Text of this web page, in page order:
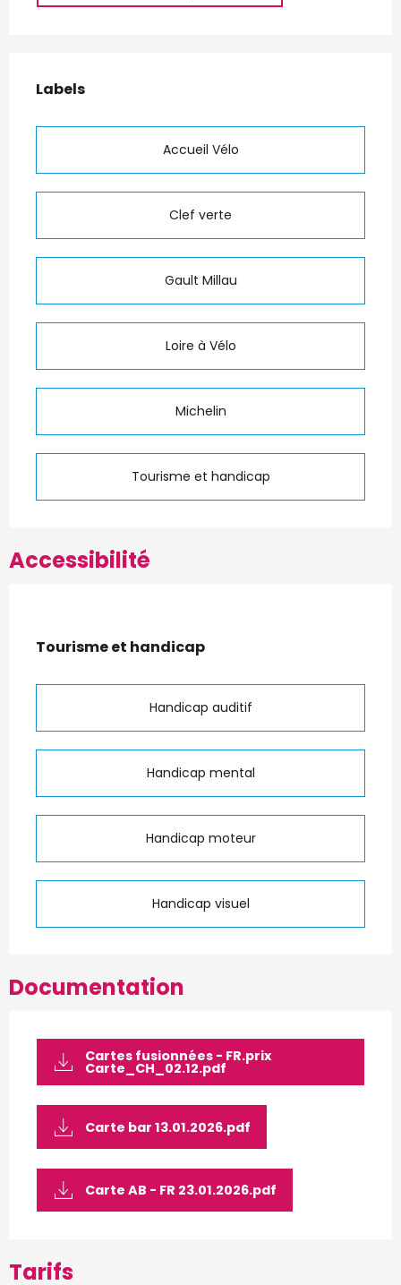
Offres de prestations
Labels
Labels
Accueil Vélo
Clef verte
Gault Millau
Loire à Vélo
Michelin
Tourisme et handicap
Accessibilité
Tourisme et handicap
Tourisme et handicap
Handicap auditif
Handicap mental
Handicap moteur
Handicap visuel
Documentation
Cartes fusionnées - FR.prix
Carte_CH_02.12.pdf
Carte bar 13.01.2026.pdf
Carte AB - FR 23.01.2026.pdf
Tarifs